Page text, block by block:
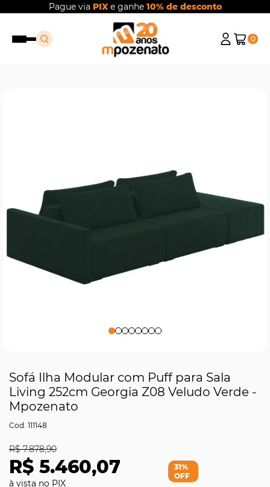
Pague via PIXe ganhe 10% de desconto
0
Sofá Ilha Modular com Puff para Sala
Living 252cm Georgia Z08 Veludo Verde -
Mpozenato
111148
R$ 5.460,07
R$ 7.878,90
31%
OFF